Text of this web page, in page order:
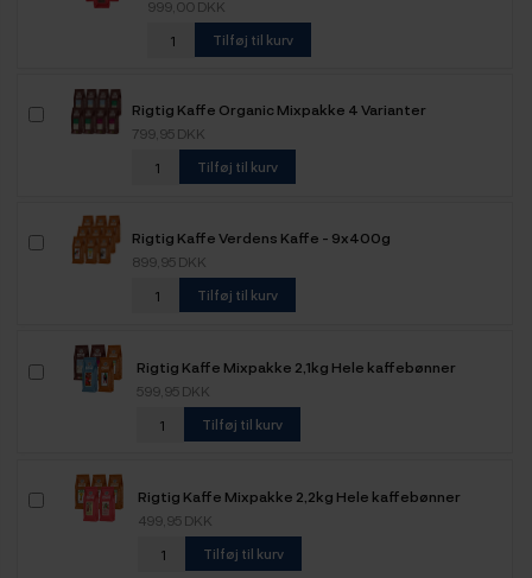
999,00 DKK
Tilføj til kurv
Rigtig Kaffe Organic Mixpakke 4 Varianter
799,95 DKK
Tilføj til kurv
Rigtig Kaffe Verdens Kaffe - 9x400g
899,95 DKK
Tilføj til kurv
Rigtig Kaffe Mixpakke 2,1kg Hele kaffebønner
599,95 DKK
Tilføj til kurv
Rigtig Kaffe Mixpakke 2,2kg Hele kaffebønner
499,95 DKK
Tilføj til kurv